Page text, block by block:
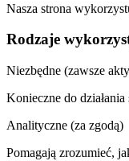
Nasza strona
Rodzaje
Niezbędne (zawsze
Konieczne do
Analityczne (za zgodą)
Pomagają zrozumieć,